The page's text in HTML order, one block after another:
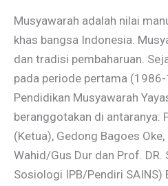
Musyawarah adalah nilai
khas bangsa Indonesia.
dan tradisi pembaharuan.
pada periode pertama
Pendidikan Musyawarah
beranggotakan di antaranya:
(Ketua), Gedong Bagoes
Wahid/Gus Dur dan Prof. DR.
Sosiologi IPB/Pendiri SAINS)